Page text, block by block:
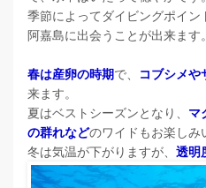
季節によってダイビングポイン
阿嘉島に出会うことが出来ます。
春は産卵の時期で、 コブシメや
来ます。
夏はベストシーズンとなり、 マ
の群れなどのワイドもお楽しみ
冬は気温が下がりますが、 透明